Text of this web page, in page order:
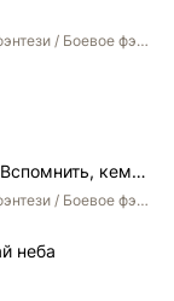
Попаданцы / Приключенческое фэнтези / Боевое фэнтези
Незаконный наследник 1-2. Вспомнить, кем был. Стать собой. Остаться собой
Попаданцы / Приключенческое фэнтези / Боевое фэнтези / Юмористическое фэнтези
неба